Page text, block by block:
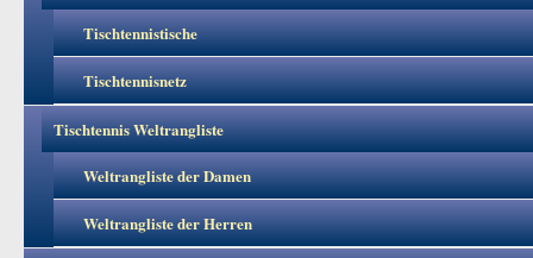
Tischtennistische
Tischtennisnetz
Tischtennis Weltrangliste
Weltrangliste der Damen
Weltrangliste der Herren